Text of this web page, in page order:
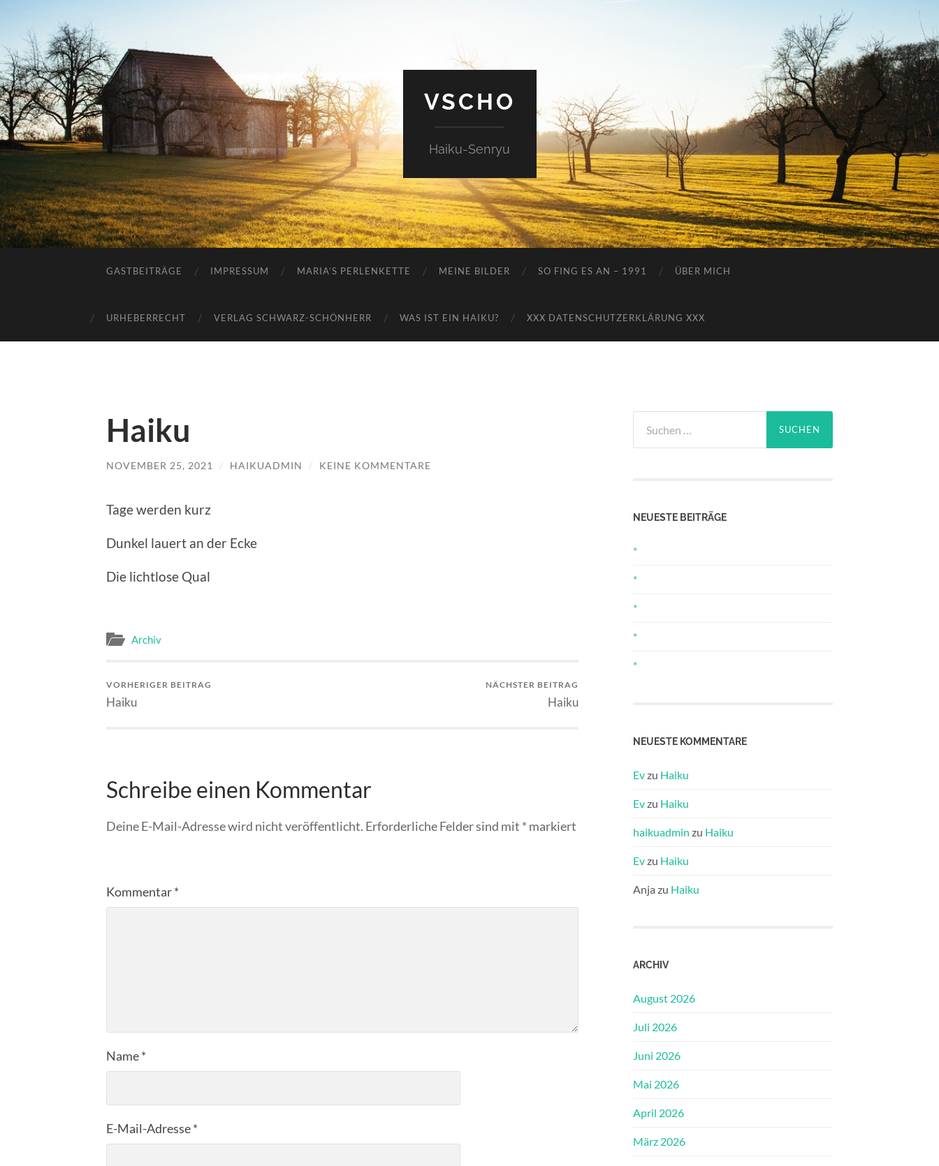
VSCHO
Haiku-Senryu
GASTBEITRÄGE IMPRESSUM MARIA’S PERLENKETTE MEINE BILDER SO FING ES AN – 1991 ÜBER MICH
URHEBERRECHT VERLAG SCHWARZ-SCHÖNHERR WAS IST EIN HAIKU? XXX DATENSCHUTZERKLÄRUNG XXX
Haiku
NOVEMBER 25, 2021 / HAIKUADMIN / KEINE KOMMENTARE
Tage werden kurz
Dunkel lauert an der Ecke
Die lichtlose Qual
Archiv
VORHERIGER BEITRAG
Haiku
NÄCHSTER BEITRAG
Haiku
Schreibe einen Kommentar
Deine E-Mail-Adresse wird nicht veröffentlicht. Erforderliche Felder sind mit * markiert
Kommentar*
Name*
E-Mail-Adresse*
nach:
NEUESTE BEITRÄGE
*
*
*
*
*
NEUESTE KOMMENTARE
Evzu Haiku
Evzu Haiku
haikuadmin zu Haiku
Evzu Haiku
Anja zu Haiku
ARCHIV
August 2026
Juli 2026
Juni 2026
Mai 2026
April 2026
März 2026